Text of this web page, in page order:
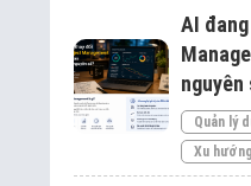
AI
nguyên
Quản lý
Xu